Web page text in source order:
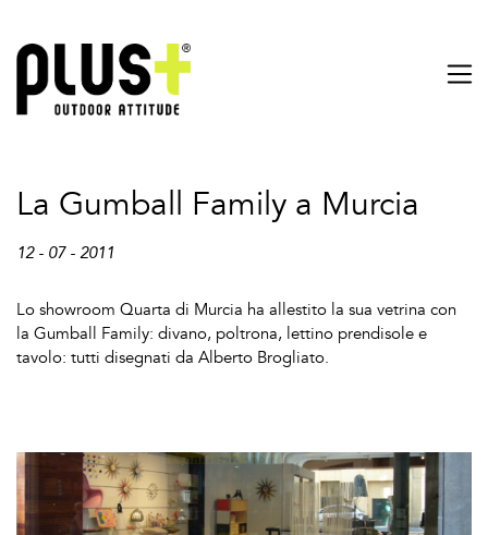
La Gumball Family a Murcia
12 - 07 - 2011
Lo showroom Quarta di Murcia ha allestito la sua vetrina con
la Gumball Family: divano, poltrona, lettino prendisole e
tavolo: tutti disegnati da Alberto Brogliato.